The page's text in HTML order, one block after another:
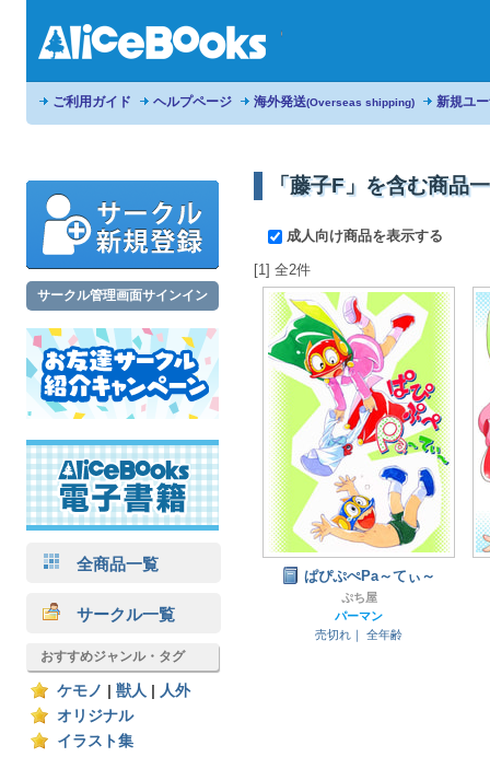
ご利用ガイド ヘルプページ 海外発送(Overseas shipping) 新規ユ
サークル管理画面サインイン
全商品一覧
サークル一覧
おすすめジャンル・タグ
ケモノ 獣人
人外
オリジナル
イラスト集
「藤子F」を含む商品
成人向け商品を表示する
[1] 全2件
ぱぴぷぺPa～てぃ～
ぷち屋
パーマン
売切れ｜
全年齢